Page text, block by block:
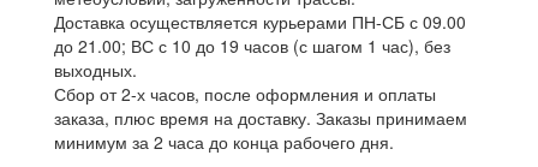
Доставка осуществляется курьерами ПН-СБ с 09.00
до 21.00; ВС с 10 до 19 часов (с шагом 1 час), без
выходных.
Сбор от 2-х часов, после оформления и оплаты
заказа, плюс время на доставку. Заказы принимаем
минимум за 2 часа до конца рабочего дня.